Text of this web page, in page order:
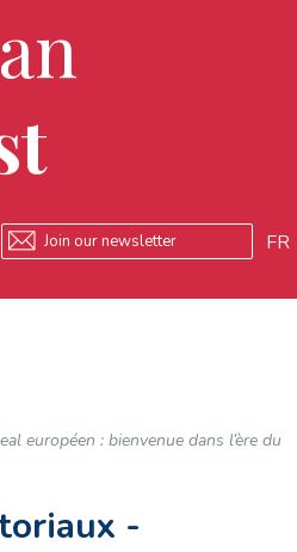
FR
européen : bienvenue dans l’ère du
-